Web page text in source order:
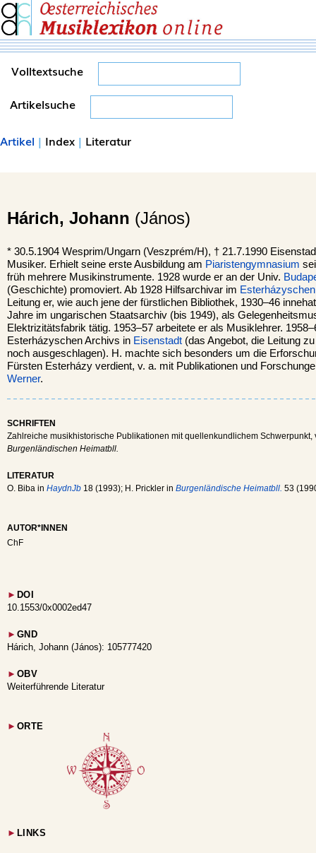
Volltextsuche
Artikelsuche
Artikel | Index | Literatur
Hárich, Johann (János)
* 30.5.1904 Wesprim/Ungarn (Veszprém/H), † 21.7.1990
Musiker. Erhielt seine erste Ausbildung am Piaristengymnasium
früh mehrere Musikinstrumente. 1928 wurde er an der Univ.
(Geschichte) promoviert. Ab 1928 Hilfsarchivar im Esterházyschen
Leitung er, wie auch jene der fürstlichen Bibliothek, 1930–46
Jahre im ungarischen Staatsarchiv (bis 1949), als
Elektrizitätsfabrik tätig. 1953–57 arbeitete er als Musiklehrer.
Esterházyschen Archivs in Eisenstadt (das Angebot, die Leitung
noch ausgeschlagen). H. machte sich besonders um die
Fürsten Esterházy verdient, v. a. mit Publikationen und
Werner.
SCHRIFTEN
Zahlreiche musikhistorische Publikationen mit quellenkundlichem Schwerpunkt,
Burgenländischen Heimatbll.
LITERATUR
O. Biba in HaydnJb 18 (1993); H. Prickler in Burgenländische Heimatbll. 53
AUTOR*INNEN
ChF
► DOI
10.1553/0x0002ed47
► GND
Hárich, Johann (János): 105777420
► OBV
Weiterführende Literatur
► ORTE
► LINKS